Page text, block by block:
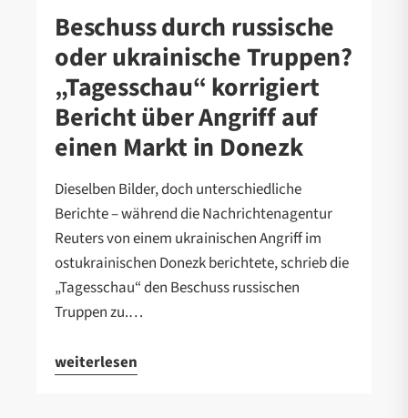
Beschuss durch russische
oder ukrainische Truppen?
„Tagesschau“ korrigiert
Bericht über Angriff auf
einen Markt in Donezk
Dieselben Bilder, doch unterschiedliche
Berichte – während die Nachrichtenagentur
Reuters von einem ukrainischen Angriff im
ostukrainischen Donezk berichtete, schrieb die
„Tagesschau“ den Beschuss russischen
Truppen zu.…
weiterlesen